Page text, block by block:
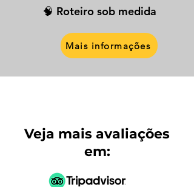
🧠 Roteiro sob medida
Mais informações
Veja mais avaliações
em: